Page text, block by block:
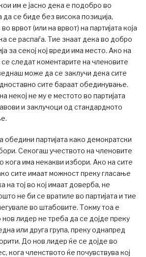
им е јасно дека е подобро во
да се биде без висока позиција,
врвот (или на врвот) на партијата која
се распаѓа. Тие знаат дека во добро
за секој кој вреди има место. Ако на
следат коментарите на членовите
може да се заклучи дека сите
сите бараат обединување.
некој не му е местото во партијата
и заклучоци од стандардното
обедини партијата како демократски
Секогаш учеството на членовите
има некакви избори. Ако на сите
сите имаат можност преку гласање
на тој во кој имаат доверба, не
не би се вратиле во партијата и тие
во штабовите. Токму тоа е
нов лидер не треба да се дојде преку
или друга група, преку однапред
До нов лидер ќе се дојде во
кога членството ќе почувствува кој